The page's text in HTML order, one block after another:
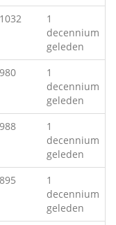
1032
1
decennium
geleden
980
1
decennium
geleden
988
1
decennium
geleden
895
1
decennium
geleden